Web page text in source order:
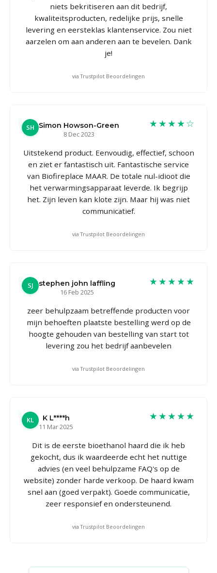
niets bekritiseren aan dit bedrijf,
kwaliteitsproducten, redelijke prijs, snelle
levering en eersteklas klantenservice. Zou niet
aarzelen om aan anderen aan te bevelen. Dank
je!
via Trustpilot Beoordelingen
SH Simon Howson-Green
8 Dec 2023
★★★★☆
Uitstekend product. Eenvoudig, effectief, schoon
en ziet er fantastisch uit. Fantastische service
van Biofireplace MAAR. De totale nul-idioot die
het verwarmingsapparaat leverde. Ik begrijp
het. Zijn leven kan klote zijn. Maar hij was niet
communicatief.
via Trustpilot Beoordelingen
SJ
stephen john laffling
16 Feb 2025
★★★★★
zeer behulpzaam betreffende producten voor
mijn behoeften plaatste bestelling werd op de
hoogte gehouden van bestelling van start tot
levering zou het bedrijf aanbevelen
via Trustpilot Beoordelingen
KL
K L****h
11 Mar 2025
★★★★★
Dit is de eerste bioethanol haard die ik heb
gekocht, dus ik waardeerde echt het nuttige
advies (en veel behulpzame FAQ's op de
website) zonder harde verkoop. De haard kwam
snel aan (goed verpakt). Goede communicatie,
zeer responsief en ondersteunend.
via Trustpilot Beoordelingen